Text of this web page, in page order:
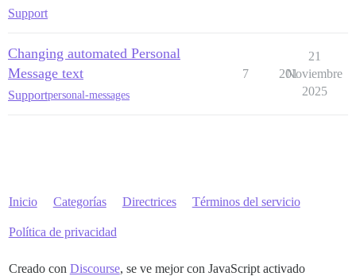
Support
Changing automated Personal
Message text
Supportpersonal-messages
7 201
21
Noviembre
2025
Inicio Categorías Directrices Términos del servicio
Política de privacidad
Creado con Discourse, se ve mejor con JavaScript activado